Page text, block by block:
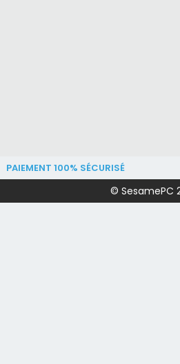
PAIEMENT 100% SÉCURISÉ
© SesamePC